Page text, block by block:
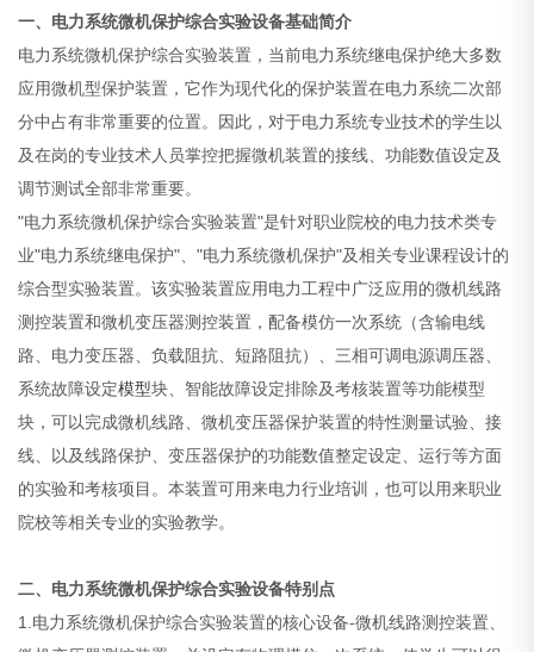
一、电力系统微机保护综合实验设备基础简介
电力系统微机保护综合实验装置，当前电力系统继电保护绝大多数
应用微机型保护装置，它作为现代化的保护装置在电力系统二次部
分中占有非常重要的位置。因此，对于电力系统专业技术的学生以
及在岗的专业技术人员掌控把握微机装置的接线、功能数值设定及
调节测试全部非常重要。
"电力系统微机保护综合实验装置"是针对职业院校的电力技术类专
业"电力系统继电保护"、"电力系统微机保护"及相关专业课程设计的
综合型实验装置。该实验装置应用电力工程中广泛应用的微机线路
测控装置和微机变压器测控装置，配备模仿一次系统（含输电线
路、电力变压器、负载阻抗、短路阻抗）、三相可调电源调压器、
系统故障设定模型块、智能故障设定排除及考核装置等功能模型
块，可以完成微机线路、微机变压器保护装置的特性测量试验、接
线、以及线路保护、变压器保护的功能数值整定设定、运行等方面
的实验和考核项目。本装置可用来电力行业培训，也可以用来职业
院校等相关专业的实验教学。
二、电力系统微机保护综合实验设备特别点
1.电力系统微机保护综合实验装置的核心设备-微机线路测控装置、